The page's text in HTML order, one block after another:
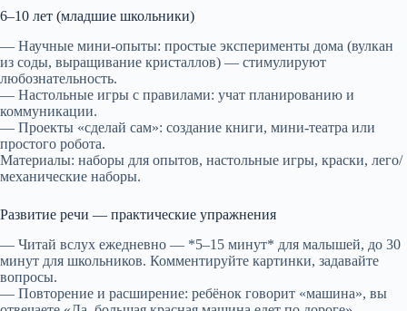
6–10 лет (младшие школьники)
— Научные мини-опыты: простые эксперименты дома (вулкан
из соды, выращивание кристаллов) — стимулируют
любознательность.
— Настольные игры с правилами: учат планированию и
коммуникации.
— Проекты «сделай сам»: создание книги, мини-театра или
простого робота.
Материалы: наборы для опытов, настольные игры, краски, лего/
механические наборы.
Развитие речи — практические упражнения
— Читай вслух ежедневно — *5–15 минут* для малышей, до 30
минут для школьников. Комментируйте картинки, задавайте
вопросы.
— Повторение и расширение: ребёнок говорит «машина», вы